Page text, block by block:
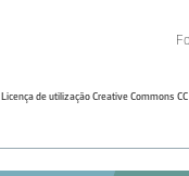
Licença de utilização Creative Commons